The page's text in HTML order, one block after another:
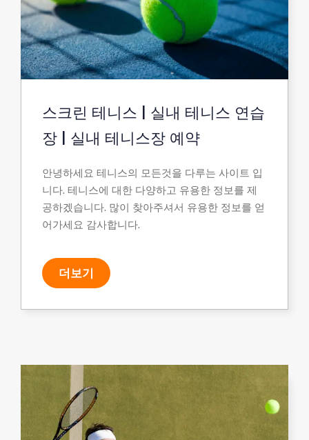
스크린 테니스 | 실내 테니스 연습
장 | 실내 테니스장 예약
안녕하세요 테니스의 모든것을 다루는 사이트 입
니다. 테니스에 대한 다양하고 유용한 정보를 제
공하겠습니다. 많이 찾아주셔서 유용한 정보를 얻
어가세요 감사합니다.
더보기